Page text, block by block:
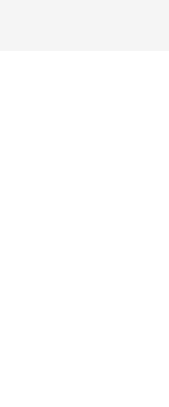
odešla. Chtěla svobodu